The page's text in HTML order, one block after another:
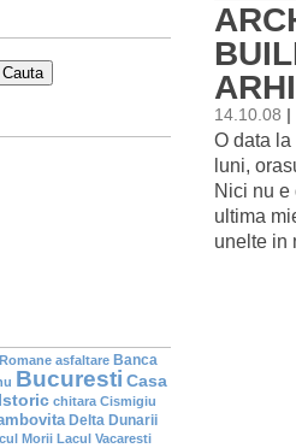
14.10.08
O data
luni,
Nici nu e
ultima
unelte
asfaltare Banca
Bucuresti Casa
chitara Cismigiu
Delta Dunarii
Morii Lacul Vacaresti